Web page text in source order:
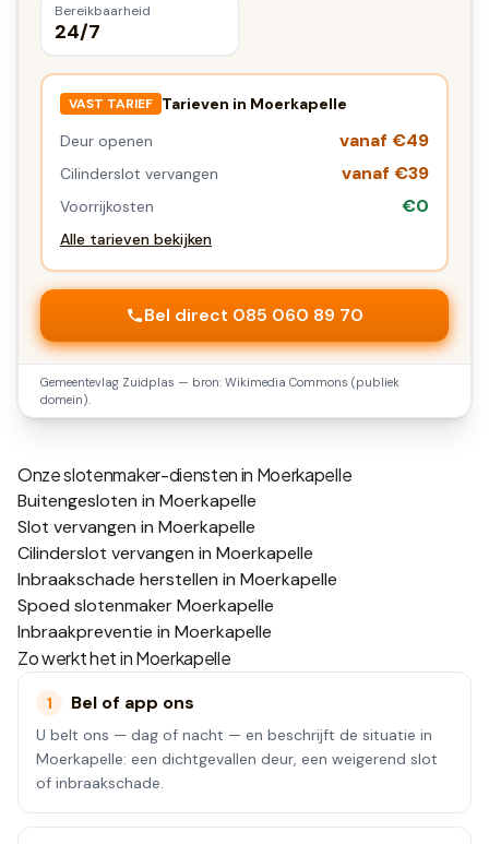
Bereikbaarheid
24/7
VAST TARIEF Tarieven in Moerkapelle
Deur openen
vanaf €49
Cilinderslot vervangen vanaf €39
Voorrijkosten €0
Alle tarieven bekijken
Bel direct 085 060 89 70
Gemeentevlag Zuidplas — bron: Wikimedia Commons (publiek
domein).
Onze slotenmaker-diensten in Moerkapelle
Buitengesloten in Moerkapelle
Slot vervangen in Moerkapelle
Cilinderslot vervangen in Moerkapelle
Inbraakschade herstellen in Moerkapelle
Spoed slotenmaker Moerkapelle
Inbraakpreventie in Moerkapelle
Zo werkt het inMoerkapelle
1 Bel of app ons
U belt ons — dag of nacht — en beschrijft de situatie in
Moerkapelle: een dichtgevallen deur, een weigerend slot
of inbraakschade.